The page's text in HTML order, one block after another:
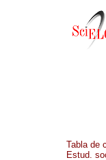
Tabla de
Estud.